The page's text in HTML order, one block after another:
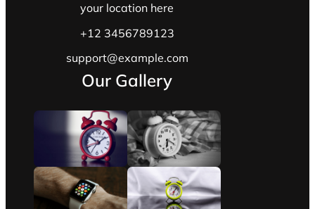
your location here
+12 3456789123
support@example.com
Our Gallery